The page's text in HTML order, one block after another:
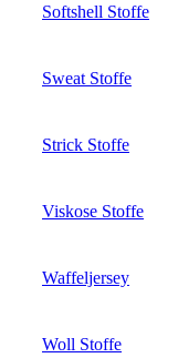
Softshell Stoffe
Sweat Stoffe
Strick Stoffe
Viskose Stoffe
Waffeljersey
Woll Stoffe